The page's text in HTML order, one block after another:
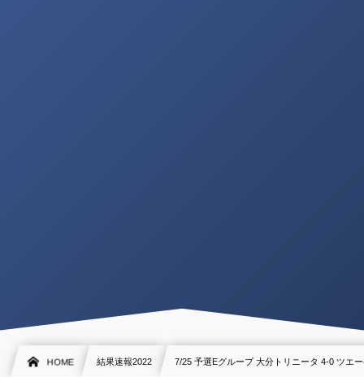
HOME 結果速報2022 7/25 予選Eグループ 大分トリニータ 4-0 ツエ